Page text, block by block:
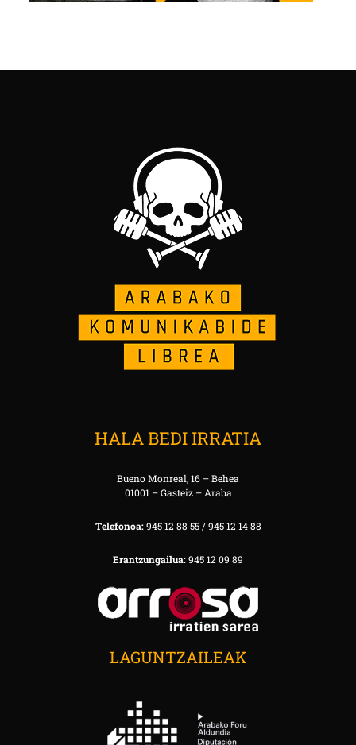
HALA BEDI IRRATIA
Bueno Monreal, 16 – Behea
01001 – Gasteiz – Araba
Telefonoa:945 12 88 55 / 945 12 14 88
Erantzungailua:945 12 09 89
LAGUNTZAILEAK